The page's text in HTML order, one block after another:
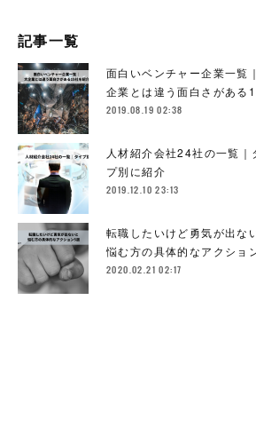
記事一覧
面白いベンチャー企業一覧
企業とは違う面白さがある
2019.08.19 02:38
人材紹介会社24社の一覧｜
プ別に紹介
2019.12.10 23:13
転職したいけど勇気が出な
悩む方の具体的なアクショ
2020.02.21 02:17